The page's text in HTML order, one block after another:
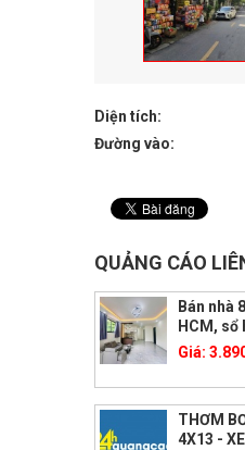
Diện tích:
Đường vào:
QUẢNG CÁO
Bán nhà
HCM, sổ
Giá:
THƠM
4X13 -